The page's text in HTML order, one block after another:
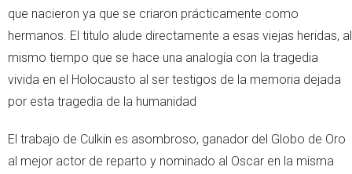
que nacieron ya que se criaron prácticamente como
hermanos. El titulo alude directamente a esas viejas heridas, al
mismo tiempo que se hace una analogía con la tragedia
vivida en el Holocausto al ser testigos de la memoria dejada
por esta tragedia de la humanidad
El trabajo de Culkin es asombroso, ganador del Globo de Oro
al mejor actor de reparto y nominado al Oscar en la misma